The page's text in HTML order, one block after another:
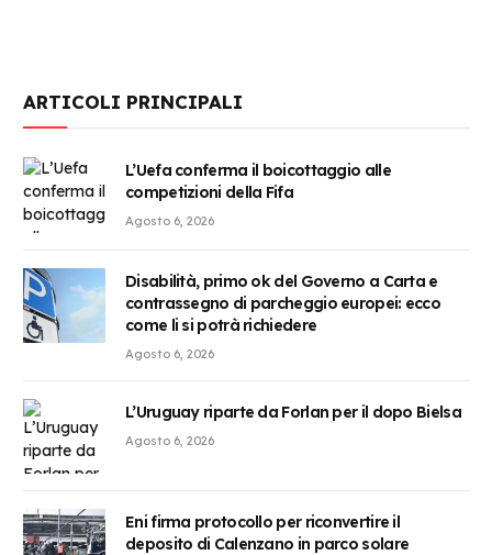
ARTICOLI PRINCIPALI
L’Uefa conferma il boicottaggio alle
competizioni della Fifa
Agosto 6, 2026
Disabilità, primo ok del Governo a Carta e
contrassegno di parcheggio europei: ecco
come li si potrà richiedere
Agosto 6, 2026
L’Uruguay riparte da Forlan per il dopo Bielsa
Agosto 6, 2026
Eni firma protocollo per riconvertire il
deposito di Calenzano in parco solare